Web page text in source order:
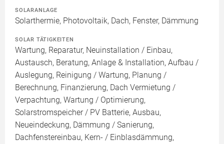
SOLARANLAGE
Solarthermie, Photovoltaik, Dach, Fenster, Dämmung
SOLAR TÄTIGKEITEN
Wartung, Reparatur, Neuinstallation / Einbau,
Austausch, Beratung, Anlage & Installation, Aufbau /
Auslegung, Reinigung / Wartung, Planung /
Berechnung, Finanzierung, Dach Vermietung /
Verpachtung, Wartung / Optimierung,
Solarstromspeicher / PV Batterie, Ausbau,
Neueindeckung, Dämmung / Sanierung,
Dachfenstereinbau, Kern- / Einblasdämmung,